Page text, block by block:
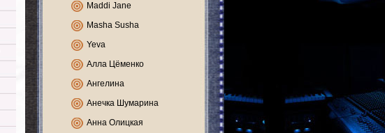
Maddi Jane
Masha Susha
Yeva
Алла Цёменко
Ангелина
Анечка Шумарина
Анна Олицкая